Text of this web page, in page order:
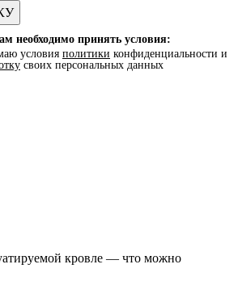
необходимо принять условия:
условия политики конфиденциальности и
своих персональных данных